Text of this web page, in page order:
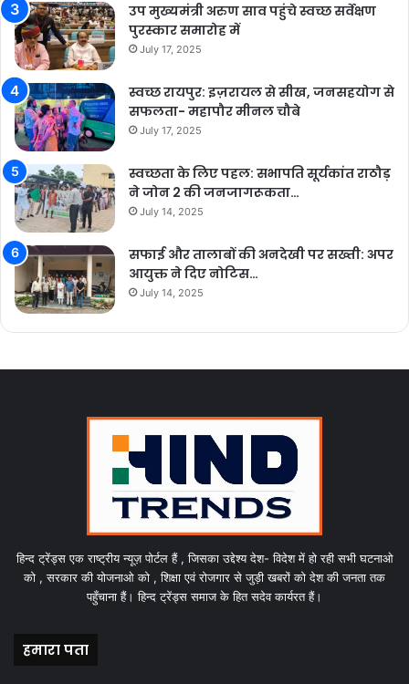
उप मुख्यमंत्री अरुण साव पहुंचे स्वच्छ सर्वेक्षण
पुरस्कार समारोह में
July 17, 2025
स्वच्छ रायपुर: इज़रायल से सीख, जनसहयोग से
सफलता- महापौर मीनल चौबे
July 17, 2025
स्वच्छता के लिए पहल: सभापति सूर्यकांत राठौड़
ने जोन 2 की जनजागरूकता…
July 14, 2025
सफाई और तालाबों की अनदेखी पर सख्ती: अपर
आयुक्त ने दिए नोटिस…
July 14, 2025
हिन्द ट्रेंड्स एक राष्ट्रीय न्यूज़ पोर्टल हैं , जिसका उद्देश्य देश- विदेश में हो रही सभी घटनाओ
को , सरकार की योजनाओ को , शिक्षा एवं रोजगार से जुड़ी खबरों को देश की जनता तक
पहुँचाना हैं। हिन्द ट्रेंड्स समाज के हित सदेव कार्यरत हैं।
हमारा पता